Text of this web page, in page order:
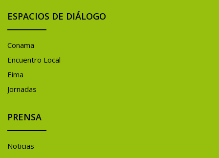
ESPACIOS DE DIÁLOGO
Conama
Encuentro Local
Eima
Jornadas
PRENSA
Noticias